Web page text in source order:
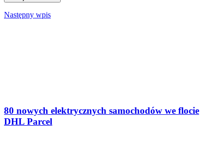
Następny wpis
80 nowych elektrycznych samochodów we flocie
DHL Parcel